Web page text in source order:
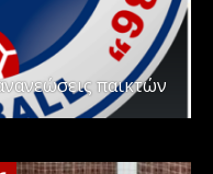
παικτών